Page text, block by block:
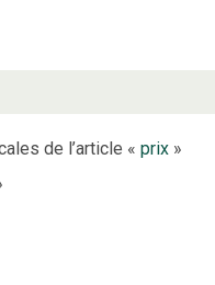
de l’article «prix »